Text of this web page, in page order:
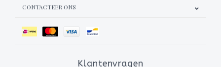
CONTACTEER ONS
Klantenvragen